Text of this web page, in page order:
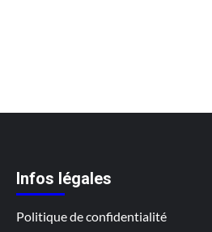
Infos légales
Politique de confidentialité